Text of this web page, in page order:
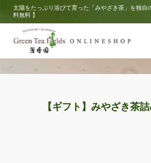
太陽をたっぷり浴びて育った「みやざき茶」を独
料無料 】
【ギフト】みやざき茶